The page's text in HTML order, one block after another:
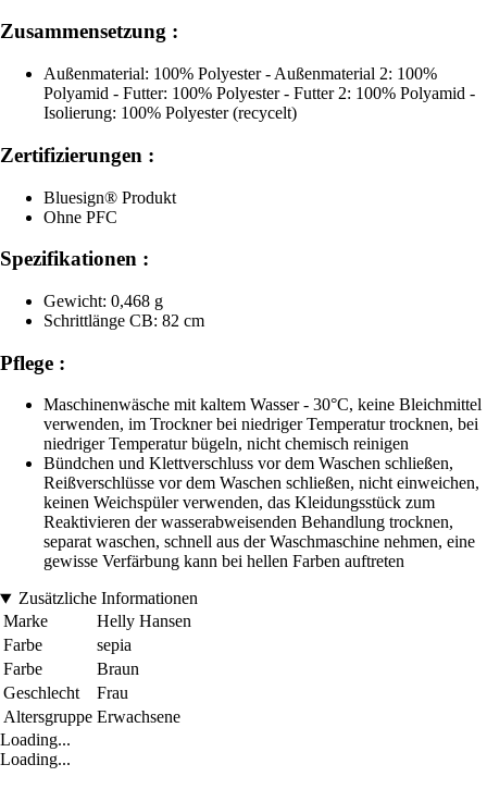
Zusammensetzung :
Außenmaterial: 100% Polyester - Außenmaterial 2: 100%
Polyamid - Futter: 100% Polyester - Futter 2: 100% Polyamid -
Isolierung: 100% Polyester (recycelt)
Zertifizierungen :
Bluesign® Produkt
Ohne PFC
Spezifikationen :
Gewicht: 0,468 g
Schrittlänge CB: 82 cm
Pflege :
Maschinenwäsche mit kaltem Wasser - 30°C, keine Bleichmittel
verwenden, im Trockner bei niedriger Temperatur trocknen, bei
niedriger Temperatur bügeln, nicht chemisch reinigen
Bündchen und Klettverschluss vor dem Waschen schließen,
Reißverschlüsse vor dem Waschen schließen, nicht einweichen,
keinen Weichspüler verwenden, das Kleidungsstück zum
Reaktivieren der wasserabweisenden Behandlung trocknen,
separat waschen, schnell aus der Waschmaschine nehmen, eine
gewisse Verfärbung kann bei hellen Farben auftreten
Zusätzliche Informationen
Marke
Helly Hansen
Farbe
sepia
Farbe
Braun
Geschlecht
Frau
Altersgruppe Erwachsene
Loading...
Loading...